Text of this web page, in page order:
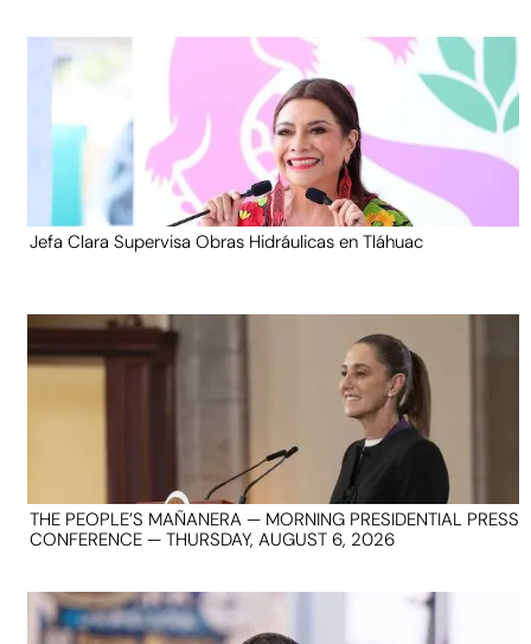
Jefa Clara Supervisa Obras Hidráulicas en Tláhuac
THE PEOPLE’S MAÑANERA — MORNING PRESIDENTIAL PRESS
CONFERENCE — THURSDAY, AUGUST 6, 2026